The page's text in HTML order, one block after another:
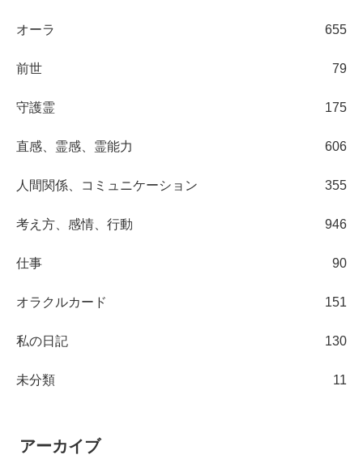
オーラ 655
前世 79
守護霊 175
直感、霊感、霊能力 606
人間関係、コミュニケーション 355
考え方、感情、行動 946
仕事 90
オラクルカード 151
私の日記 130
未分類 11
アーカイブ